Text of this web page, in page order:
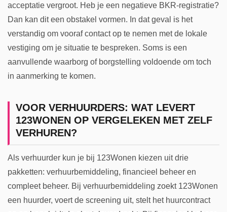
acceptatie vergroot. Heb je een negatieve BKR-registratie?
Dan kan dit een obstakel vormen. In dat geval is het
verstandig om vooraf contact op te nemen met de lokale
vestiging om je situatie te bespreken. Soms is een
aanvullende waarborg of borgstelling voldoende om toch
in aanmerking te komen.
VOOR VERHUURDERS: WAT LEVERT
123WONEN OP VERGELEKEN MET ZELF
VERHUREN?
Als verhuurder kun je bij 123Wonen kiezen uit drie
pakketten: verhuurbemiddeling, financieel beheer en
compleet beheer. Bij verhuurbemiddeling zoekt 123Wonen
een huurder, voert de screening uit, stelt het huurcontract